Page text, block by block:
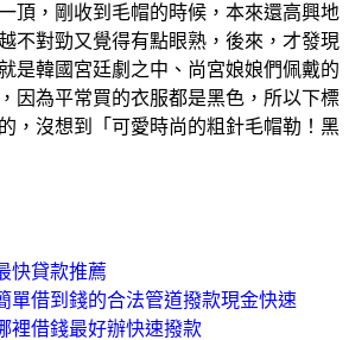
頂，剛收到毛帽的時候，本來還高興地
不對勁又覺得有點眼熟，後來，才發現
是韓國宮廷劇之中、尚宮娘娘們佩戴的
因為平常買的衣服都是黑色，所以下標
，沒想到「可愛時尚的粗針毛帽勒！黑
快貸款推薦
單借到錢的合法管道撥款現金快速
裡借錢最好辦快速撥款